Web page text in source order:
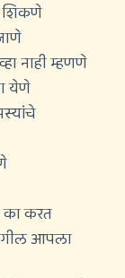
शिकणे
नाही म्हणणे
येणे
करत
आपला